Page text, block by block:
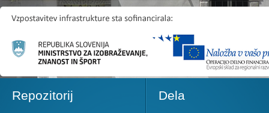
Repozitorij Dela